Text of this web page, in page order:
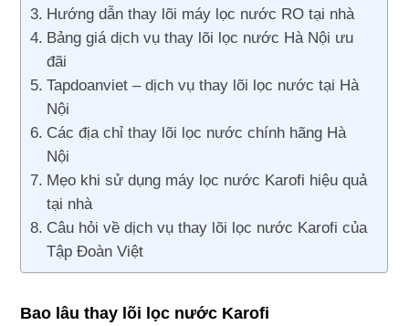
Hướng dẫn thay lõi máy lọc nước RO tại nhà
Bảng giá dịch vụ thay lõi lọc nước Hà Nội ưu
đãi
Tapdoanviet – dịch vụ thay lõi lọc nước tại Hà
Nội
Các địa chỉ thay lõi lọc nước chính hãng Hà
Nội
Mẹo khi sử dụng máy lọc nước Karofi hiệu quả
tại nhà
Câu hỏi về dịch vụ thay lõi lọc nước Karofi của
Tập Đoàn Việt
Bao lâu thay lõi lọc nước Karofi